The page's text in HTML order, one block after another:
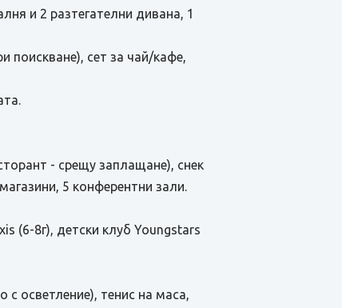
и 2 разтегателни дивана, 1
поискване), сет за чай/кафе,
- срещу заплащане), снек
5 конферентни зали.
(6-8г), детски клуб Youngstars
с осветление), тенис на маса,